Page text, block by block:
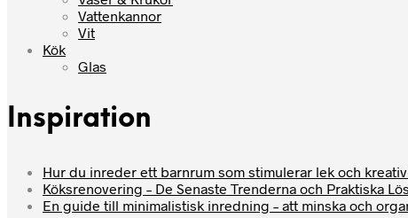
Vattenkannor
Vit
Kök
Glas
Inspiration
Hur du inreder ett barnrum som stimulerar lek och
Köksrenovering – De Senaste Trenderna och Praktiska
En guide till minimalistisk inredning – att minska och